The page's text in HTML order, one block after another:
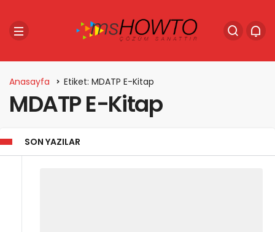
Anasayfa Etiket: MDATP E-Kitap
MDATP E-Kitap
SON YAZILAR